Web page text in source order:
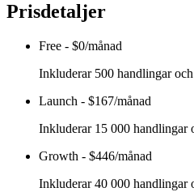
Prisdetaljer
Free - $0/månad
Inkluderar 500 handlingar
Launch - $167/månad
Inkluderar 15 000 handlingar
Growth - $446/månad
Inkluderar 40 000 handlingar